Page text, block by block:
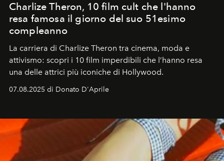
Charlize Theron, 10 film cult che l'hanno
resa famosa il giorno del suo 51esimo
compleanno
La carriera di Charlize Theron tra cinema, moda e
attivismo: scopri i 10 film imperdibili che l’hanno resa
una delle attrici più iconiche di Hollywood.
07.08.2025 di Donato D'Aprile